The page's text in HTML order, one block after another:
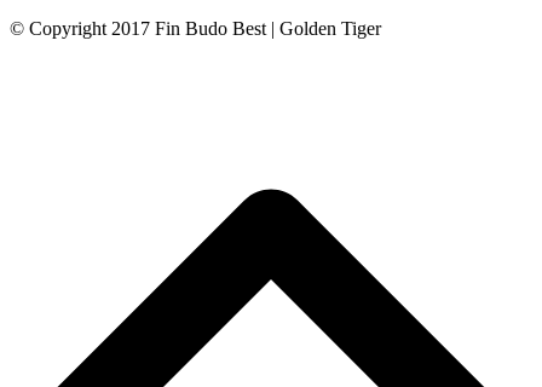
© Copyright 2017 Fin Budo Best | Golden Tiger